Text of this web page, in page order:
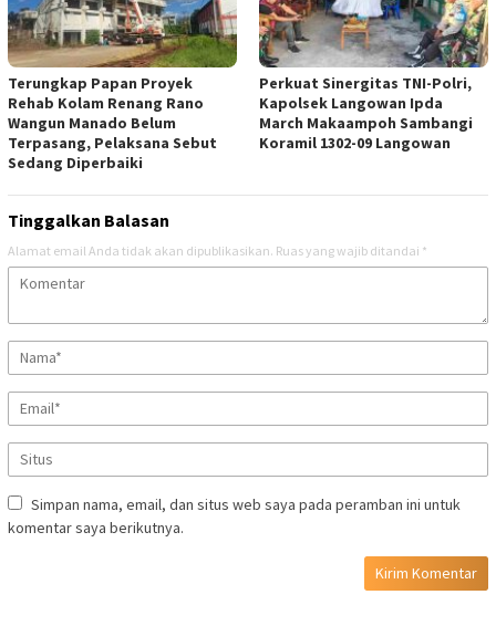
Terungkap Papan Proyek
Rehab Kolam Renang Rano
Wangun Manado Belum
Terpasang, Pelaksana Sebut
Sedang Diperbaiki
Perkuat Sinergitas TNI-Polri,
Kapolsek Langowan Ipda
March Makaampoh Sambangi
Koramil 1302-09 Langowan
Tinggalkan Balasan
Alamat email Anda tidak akan dipublikasikan. Ruas yang wajib ditandai *
Simpan nama, email, dan situs web saya pada peramban ini untuk
komentar saya berikutnya.